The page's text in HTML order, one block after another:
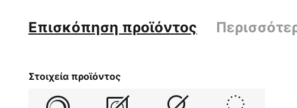
Επισκόπηση προϊόντος
Στοιχεία προϊόντος